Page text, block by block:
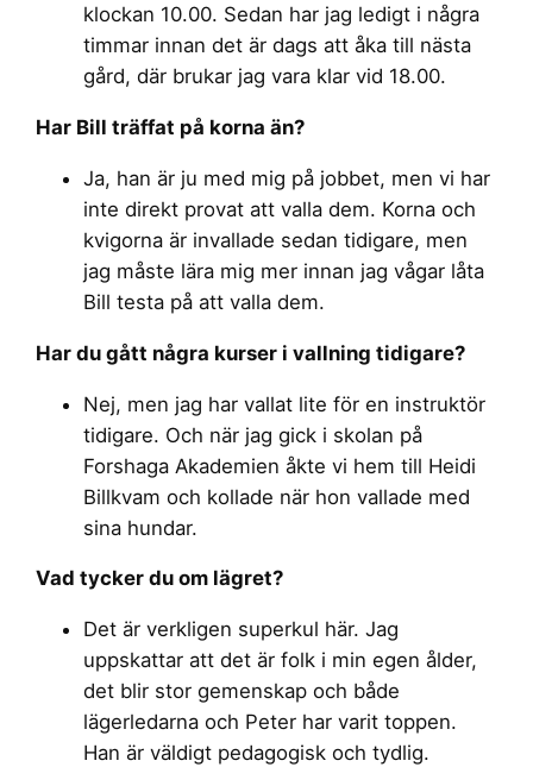
klockan 10.00. Sedan har jag ledigt i några
timmar innan det är dags att åka till nästa
gård, där brukar jag vara klar vid 18.00.
Har Bill träffat på korna än?
Ja, han är ju med mig på jobbet, men vi har
inte direkt provat att valla dem. Korna och
kvigorna är invallade sedan tidigare, men
jag måste lära mig mer innan jag vågar låta
Bill testa på att valla dem.
Har du gått några kurser i vallning tidigare?
Nej, men jag har vallat lite för en instruktör
tidigare. Och när jag gick i skolan på
Forshaga Akademien åkte vi hem till Heidi
Billkvam och kollade när hon vallade med
sina hundar.
Vad tycker du om lägret?
Det är verkligen superkul här. Jag
uppskattar att det är folk i min egen ålder,
det blir stor gemenskap och både
lägerledarna och Peter har varit toppen.
Han är väldigt pedagogisk och tydlig.